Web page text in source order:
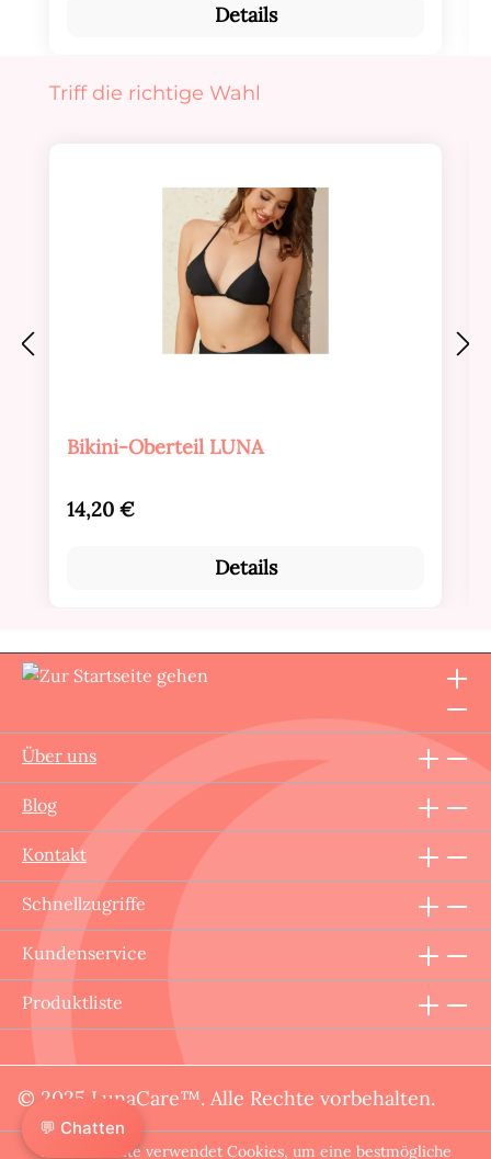
Details
Produktgalerie überspringen
Triff die richtige Wahl
Bikini-Oberteil LUNA
Regulärer Preis:
14,20 €
Details
Über uns
Blog
Kontakt
Schnellzugriffe
Kundenservice
Produktliste
© 2025 LunaCare™. Alle Rechte vorbehalten.
Diese Website verwendet Cookies, um eine bestmögliche
💬 Chatten